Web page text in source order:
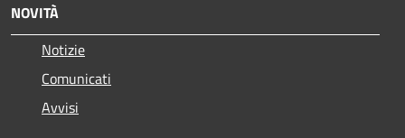
NOVITÀ
Notizie
Comunicati
Avvisi